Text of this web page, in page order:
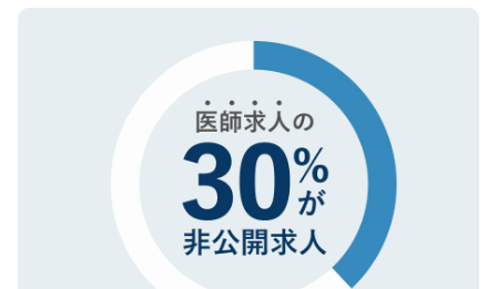
で、機密保持に関してもご安心ください。
ので、まずはご登録ください。